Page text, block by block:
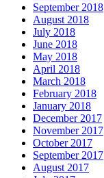
September 2018
August 2018
July 2018
June 2018
May 2018
April 2018
March 2018
February 2018
January 2018
December 2017
November 2017
October 2017
September 2017
August 2017